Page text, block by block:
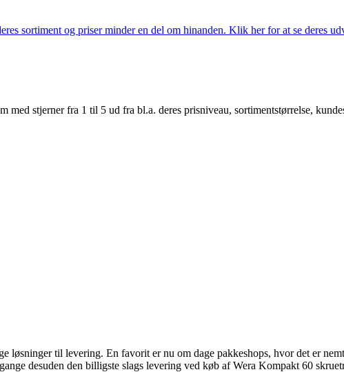
sortiment og priser minder en del om hinanden. Klik her for at se deres
med stjerner fra 1 til 5 ud fra bl.a. deres prisniveau, sortimentstørrelse,
løsninger til levering. En favorit er nu om dage pakkeshops, hvor det er
desuden den billigste slags levering ved køb af Wera Kompakt 60